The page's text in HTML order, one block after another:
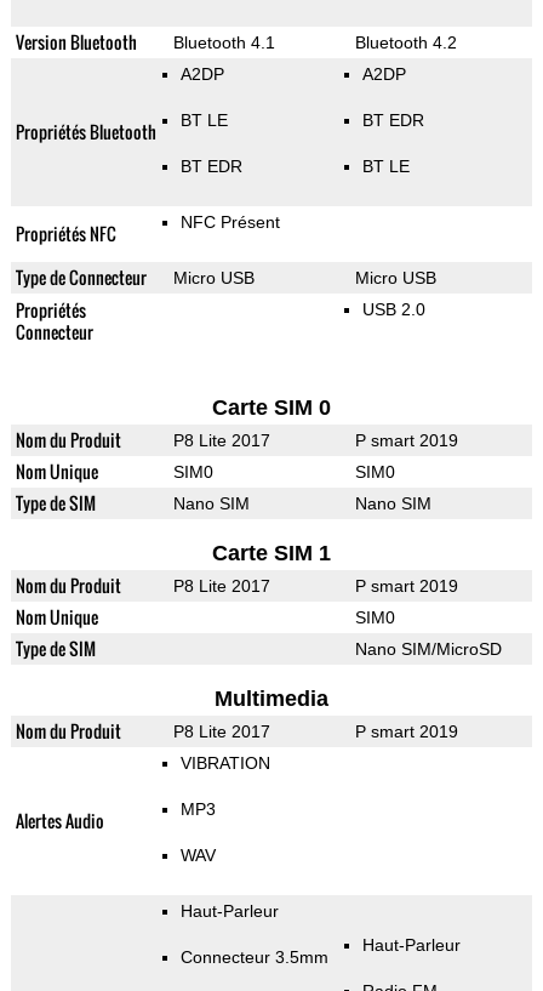
Version Bluetooth Bluetooth 4.1 Bluetooth 4.2
Propriétés Bluetooth
A2DP
BT LE
BT EDR
A2DP
BT EDR
BT LE
Propriétés NFC NFC Présent
Type de Connecteur Micro USB Micro USB
Propriétés
Connecteur
USB 2.0
Carte SIM 0
Nom du Produit P8 Lite 2017 P smart 2019
Nom Unique SIM0 SIM0
Type de SIM Nano SIM Nano SIM
Carte SIM 1
Nom du Produit P8 Lite 2017 P smart 2019
Nom Unique SIM0
Type de SIM Nano SIM/MicroSD
Multimedia
Nom du Produit P8 Lite 2017 P smart 2019
Alertes Audio
VIBRATION
MP3
WAV
Haut-Parleur
Connecteur 3.5mm
Haut-Parleur